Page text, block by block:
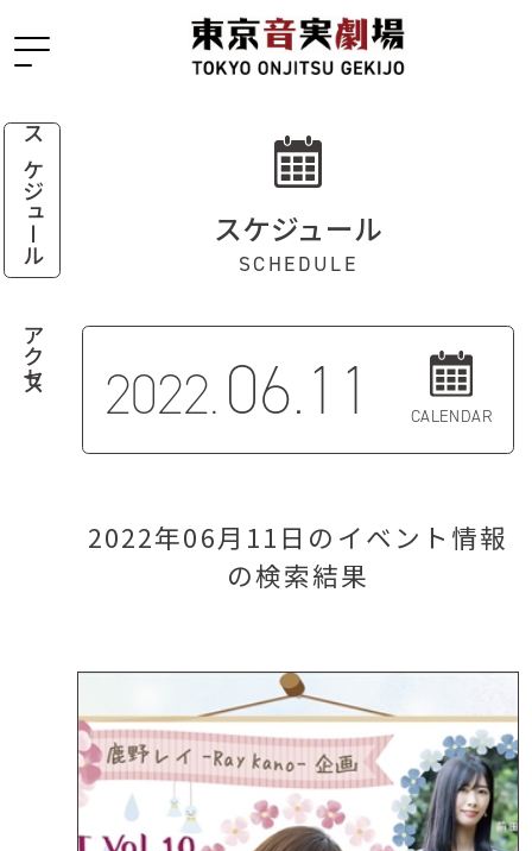
スケジュール
アクセス
スケジュール
SCHEDULE
2022.06.11 CALENDAR
2022年06月11日のイベント情報
の検索結果